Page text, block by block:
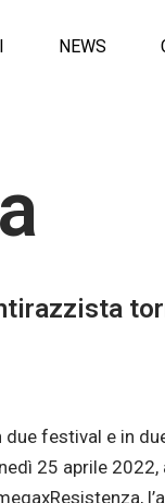
NEWS
due festival e in
25 aprile